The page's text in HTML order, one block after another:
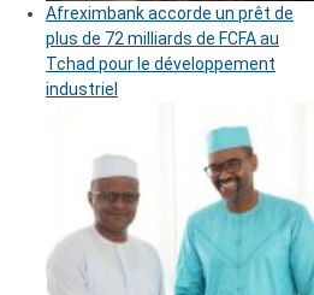
Afreximbank accorde un prêt de
plus de 72 milliards de FCFA au
Tchad pour le développement
industriel